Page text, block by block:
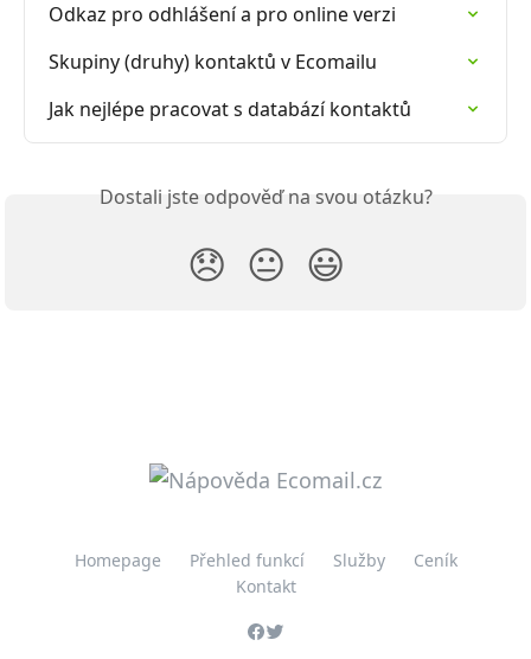
Odkaz pro odhlášení a pro online verzi
Skupiny (druhy) kontaktů v Ecomailu
Jak nejlépe pracovat s databází kontaktů
Dostali jste odpověď na svou otázku?
😞 😐 😃
Homepage Přehled funkcí Služby
Ceník
Kontakt